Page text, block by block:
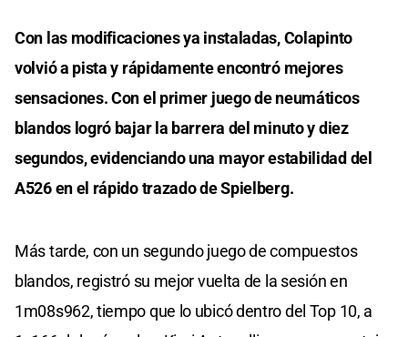
Con las modificaciones ya instaladas, Colapinto
volvió a pista y rápidamente encontró mejores
sensaciones. Con el primer juego de neumáticos
blandos logró bajar la barrera del minuto y diez
segundos, evidenciando una mayor estabilidad del
A526 en el rápido trazado de Spielberg.
Más tarde, con un segundo juego de compuestos
blandos, registró su mejor vuelta de la sesión en
1m08s962, tiempo que lo ubicó dentro del Top 10, a